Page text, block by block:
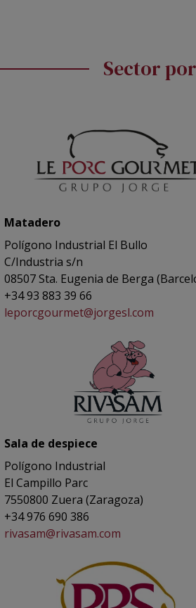
Sector
Matadero
Polígono Industrial El Bullo
C/Industria s/n
08507 Sta. Eugenia de Berga
+34 93 883 39 66
leporcgourmet@jorgesl.com
Sala de despiece
Polígono Industrial
El Campillo Parc
7550800 Zuera (Zaragoza)
+34 976 690 386
rivasam@rivasam.com